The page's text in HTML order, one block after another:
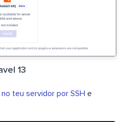
13
teu servidor por SSH e